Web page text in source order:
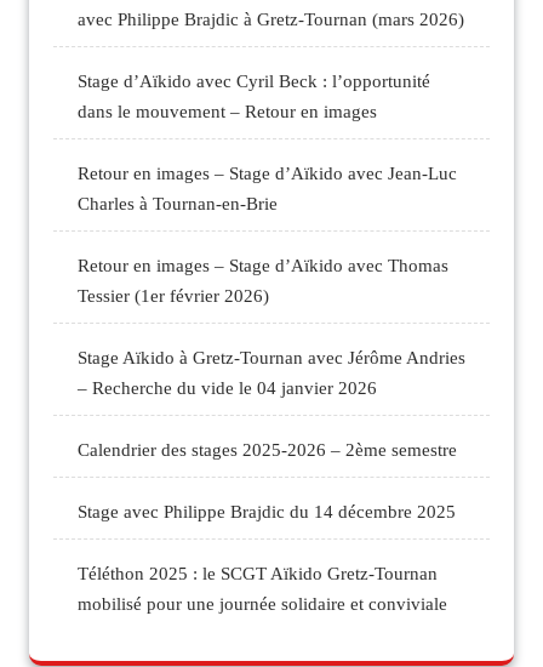
avec Philippe Brajdic à Gretz-Tournan (mars 2026)
Stage d’Aïkido avec Cyril Beck : l’opportunité
dans le mouvement – Retour en images
Retour en images – Stage d’Aïkido avec Jean-Luc
Charles à Tournan-en-Brie
Retour en images – Stage d’Aïkido avec Thomas
Tessier (1er février 2026)
Stage Aïkido à Gretz-Tournan avec Jérôme Andries
– Recherche du vide le 04 janvier 2026
Calendrier des stages 2025-2026 – 2ème semestre
Stage avec Philippe Brajdic du 14 décembre 2025
Téléthon 2025 : le SCGT Aïkido Gretz-Tournan
mobilisé pour une journée solidaire et conviviale